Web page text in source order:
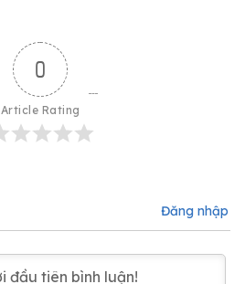
0
Article Rating
Đăng nhập